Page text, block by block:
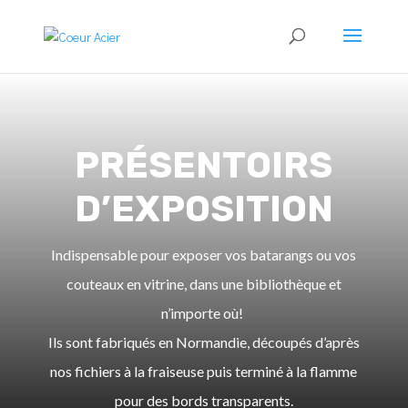
PRÉSENTOIRS
D’EXPOSITION
Indispensable pour exposer vos batarangs ou vos
couteaux en vitrine, dans une bibliothèque et
n’importe où!
Ils sont fabriqués en Normandie, découpés d’après
nos fichiers à la fraiseuse puis terminé à la flamme
pour des bords transparents.